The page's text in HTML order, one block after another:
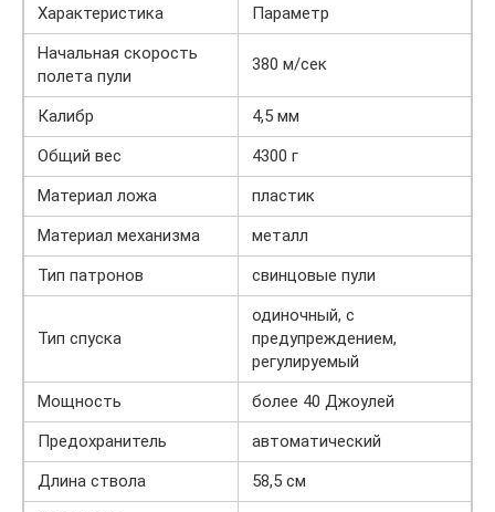
Характеристика
Параметр
Начальная скорость
полета пули
380 м/сек
Калибр
4,5 мм
Общий вес
4300 г
Материал ложа
пластик
Материал механизма
металл
Тип патронов
свинцовые пули
Тип спуска
одиночный, с
предупреждением,
регулируемый
Мощность
более 40 Джоулей
Предохранитель
автоматический
Длина ствола
58,5 см